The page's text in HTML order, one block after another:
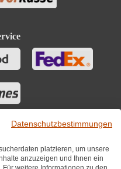
Datenschutzbestimmungen
platzieren, um unsere
anzuzeigen und Ihnen ein